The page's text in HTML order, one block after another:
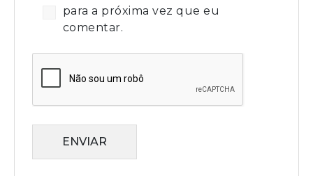
para a próxima vez que eu
comentar.
ENVIAR